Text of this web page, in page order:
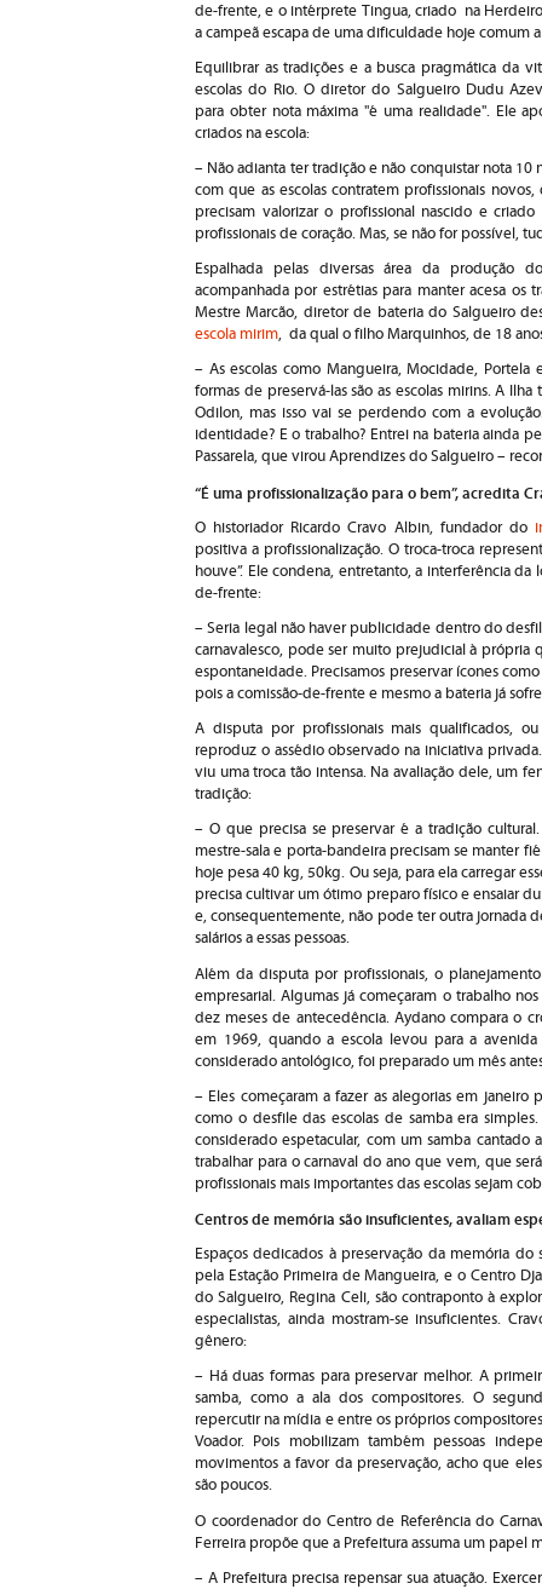
de-frente, e o intérprete Tingua, criado na
a campeã escapa de uma dificuldade hoje comum
Equilibrar as tradições e a busca pragmática da
escolas do Rio. O diretor do Salgueiro Dudu
para obter nota máxima "é uma realidade". Ele
criados na escola:
– Não adianta ter tradição e não conquistar nota
com que as escolas contratem profissionais
precisam valorizar o profissional nascido e
profissionais de coração. Mas, se não for possível,
Espalhada pelas diversas área da produção
acompanhada por estrétias para manter acesa os
Mestre Marcão, diretor de bateria do Salgueiro
escola mirim, da qual o filho Marquinhos, de 18
– As escolas como Mangueira, Mocidade,
formas de preservá-las são as escolas mirins. A
Odilon, mas isso vai se perdendo com a
identidade? E o trabalho? Entrei na bateria ainda
Passarela, que virou Aprendizes do Salgueiro –
“É uma profissionalização para o bem”, acredita
O historiador Ricardo Cravo Albin, fundador do
positiva a profissionalização. O troca-troca
houve”. Ele condena, entretanto, a interferência
de-frente:
– Seria legal não haver publicidade dentro do
carnavalesco, pode ser muito prejudicial à
espontaneidade. Precisamos preservar ícones
pois a comissão-de-frente e mesmo a bateria já
A disputa por profissionais mais qualificados,
reproduz o assédio observado na iniciativa
viu uma troca tão intensa. Na avaliação dele, um
tradição:
– O que precisa se preservar é a tradição
mestre-sala e porta-bandeira precisam se manter
hoje pesa 40 kg, 50kg. Ou seja, para ela carregar
precisa cultivar um ótimo preparo físico e ensaiar
e, consequentemente, não pode ter outra jornada
salários a essas pessoas.
Além da disputa por profissionais, o
empresarial. Algumas já começaram o trabalho
dez meses de antecedência. Aydano compara o
em 1969, quando a escola levou para a
considerado antológico, foi preparado um mês
– Eles começaram a fazer as alegorias em janeiro
como o desfile das escolas de samba era
considerado espetacular, com um samba cantado
trabalhar para o carnaval do ano que vem, que
profissionais mais importantes das escolas sejam
Centros de memória são insuficientes, avaliam
Espaços dedicados à preservação da memória
pela Estação Primeira de Mangueira, e o Centro
do Salgueiro, Regina Celi, são contraponto à
especialistas, ainda mostram-se insuficientes.
gênero:
– Há duas formas para preservar melhor. A
samba, como a ala dos compositores. O
repercutir na mídia e entre os próprios
Voador. Pois mobilizam também pessoas
movimentos a favor da preservação, acho que
são poucos.
O coordenador do Centro de Referência do
Ferreira propõe que a Prefeitura assuma um papel
– A Prefeitura precisa repensar sua atuação.